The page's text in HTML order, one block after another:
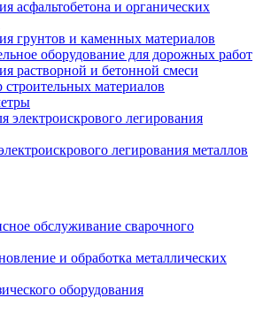
асфальтобетона и органических
грунтов и каменных материалов
оборудование для дорожных работ
растворной и бетонной смеси
строительных материалов
легирования металлов
обслуживание сварочного
и обработка металлических
оборудования